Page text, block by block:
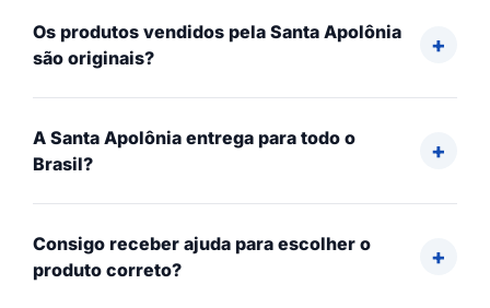
Os produtos vendidos pela Santa Apolônia
são originais?
A Santa Apolônia entrega para todo o
Brasil?
Consigo receber ajuda para escolher o
produto correto?